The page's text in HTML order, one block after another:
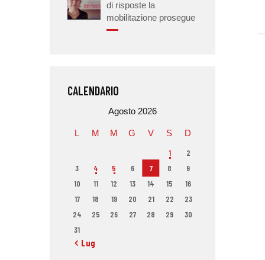
di risposte la
mobilitazione prosegue
CALENDARIO
Agosto 2026
L M M G V S D
1
2
3
4 5 6 7 8
9
10
11 12 13 14 15
16
17
18 19 20 21 22
23
24
25 26 27 28 29
30
31
« Lug